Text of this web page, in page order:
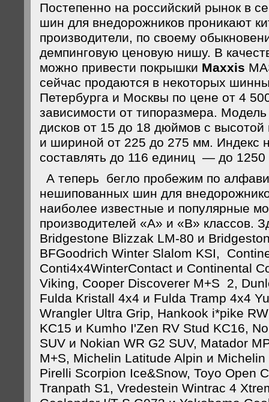
Постепенно на российский рынок в
шин для внедорожников проникают
производители, по своему
демпинговую ценовую нишу. В
можно привести покрышки Maxxis
сейчас продаются в некоторых
Петербурга и Москвы по цене от 4
зависимости от типоразмера. Модель
дисков от 15 до 18 дюймов с
и шириной от 225 до 275 мм. Индекс
составлять до 116 единиц — до 1250
А теперь бегло пробежим по
нешипованных шин для
наиболее известные и популярные
производителей «А» и «В» классов.
Bridgestone Blizzak LM-80 и
BFGoodrich Winter Slalom KSI,
Conti4x4WinterContact и Continental
Viking, Cooper Discoverer M+S 2,
Fulda Kristall 4x4 и Fulda Tramp 4x4
Wrangler Ultra Grip, Hankook i*pike
KC15 и Kumho I'Zen RV Stud KC16,
SUV и Nokian WR G2 SUV, Matador
M+S, Michelin Latitude Alpin и
Pirelli Scorpion Ice&Snow, Toyo Open
Tranpath S1, Vredestein Wintrac 4